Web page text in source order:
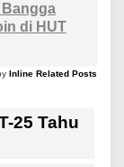
di HUT
Inline Related Posts
25 Tahu